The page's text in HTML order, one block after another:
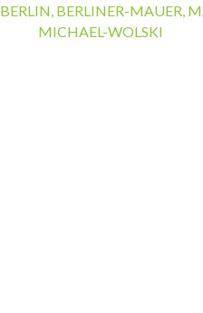
BERLIN BERLINER-MAUER
MICHAEL-WOLSKI